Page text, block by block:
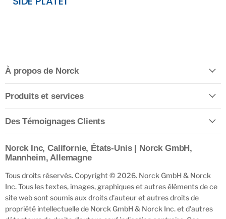
À propos de Norck
Produits et services
Des Témoignages Clients
Norck Inc, Californie, États-Unis | Norck GmbH,
Mannheim, Allemagne
Tous droits réservés. Copyright © 2026. Norck GmbH & Norck
Inc. Tous les textes, images, graphiques et autres éléments de ce
site web sont soumis aux droits d'auteur et autres droits de
propriété intellectuelle de Norck GmbH & Norck Inc. et d'autres